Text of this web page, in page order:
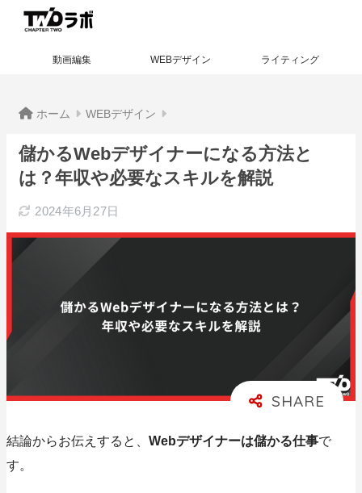
動画編集 WEBデザイン ライティング
ホーム WEBデザイン
儲かるWebデザイナーになる方法と
は？年収や必要なスキルを解説
2024年6月27日
結論からお伝えすると、 Webデザイナーは儲かる仕事で
す。